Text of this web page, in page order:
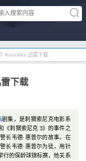
Knuckles 迅雷下载
下载
剧集，是刺猬索尼克电影系
《刺猬索尼克 3》的事件之
长韦德·惠普尔的故事。在
长韦德·惠普尔为徒，用针
行的保龄球锦标赛，他关系